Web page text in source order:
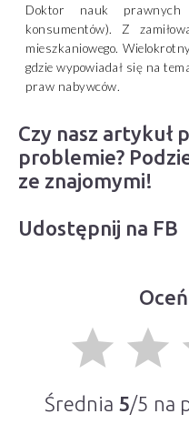
Doktor nauk
konsumentów). Z
mieszkaniowego.
gdzie wypowiadał się na
praw nabywców.
Czy nasz artykuł
problemie?
ze znajomymi!
Udostępnij na FB
grade grade
Średnia 5/5 na